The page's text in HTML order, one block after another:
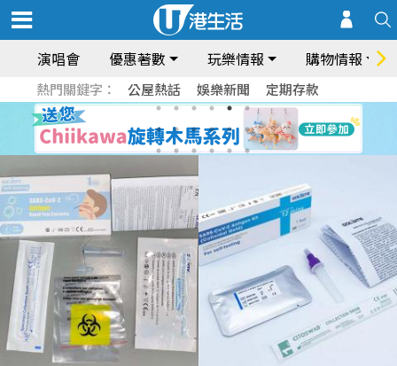
演唱會 優惠著數 玩樂情報 購物情報
熱門關鍵字： 公屋熱話 娛樂新聞 定期存款